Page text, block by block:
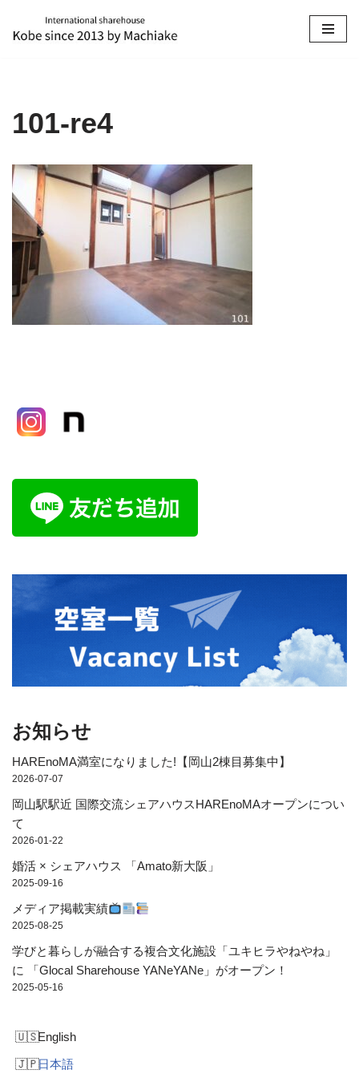
コ
ツ
キ
ッ
プ
101-re4
お知らせ
HAREnoMA満室になりました!【岡山2棟目募集中】
2026-07-07
岡山駅駅近 国際交流シェアハウスHAREnoMAオープンについ
て
2026-01-22
婚活 × シェアハウス 「Amato新大阪」
2025-09-16
メディア掲載実績
2025-08-25
学びと暮らしが融合する複合文化施設「ユキヒラやねやね」
に 「Glocal Sharehouse YANeYANe」がオープン！
2025-05-16
English
日本語